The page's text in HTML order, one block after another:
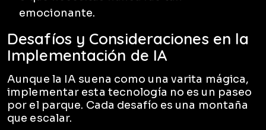
emocionante.
Desafíos y Consideraciones en la
Implementación de IA
Aunque la IA suena como una varita mágica,
implementar esta tecnología no es un paseo
por el parque. Cada desafío es una montaña
que escalar.